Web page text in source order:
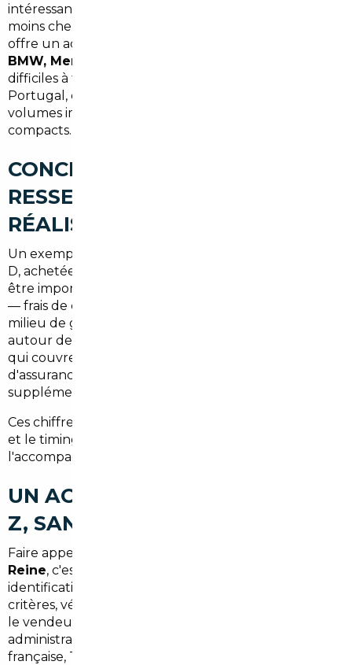
intéressants : fiscalité favorable, véhicules souvent
moins chers à configuration équivalente. L'Allemagne
offre un accès direct aux constructeurs premium —
BMW, Mercedes, Audi
difficiles à trouver en France. L'Espagne et le
Portugal, quant à eux, permettent d'accéder à des
volumes importants sur les citadines et les SUV
compacts.
CONCRÈTEMENT, À QUOI
RESSEMBLENT LES ÉCONOMIES
RÉALISÉES ?
Un exemple concret : une berline premium segment
D, achetée en concession française à
être importée d'Allemagne pour
— frais de courtage inclus. Sur un SUV familial de
milieu de gamme, l'économie tourne régulièrement
autour de
qui couvrent largement plusieurs années
d'assurance, voire le financement d'options
supplémentaires.
Ces chiffres varient selon le modèle, le pays d'origine
et le timing d'achat — c'est précisément pourquoi
l'accompagnement par un expert change tout.
UN ACCOMPAGNEMENT DE A À
Z, SANS MAUVAISE SURPRISE
Faire appel à un
Reine, c'est déléguer l'intégralité du processus :
identification du véhicule correspondant à vos
critères, vérification de l'historique, négociation avec
le vendeur étranger, gestion des démarches
administratives (homologation, immatriculation
française, TVA intracommunautaire), et livraison